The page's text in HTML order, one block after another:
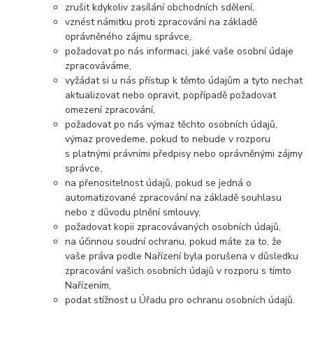
zrušit kdykoliv zasílání obchodních sdělení,
vznést námitku proti zpracování na základě
oprávněného zájmu správce,
požadovat po nás informaci, jaké vaše osobní údaje
zpracováváme,
vyžádat si u nás přístup k těmto údajům a tyto nechat
aktualizovat nebo opravit, popřípadě požadovat
omezení zpracování,
požadovat po nás výmaz těchto osobních údajů,
výmaz provedeme, pokud to nebude v rozporu
s platnými právními předpisy nebo oprávněnými zájmy
správce,
na přenositelnost údajů, pokud se jedná o
automatizované zpracování na základě souhlasu
nebo z důvodu plnění smlouvy,
požadovat kopii zpracovávaných osobních údajů,
na účinnou soudní ochranu, pokud máte za to, že
vaše práva podle Nařízení byla porušena v důsledku
zpracování vašich osobních údajů v rozporu s tímto
Nařízením,
podat stížnost u Úřadu pro ochranu osobních údajů.